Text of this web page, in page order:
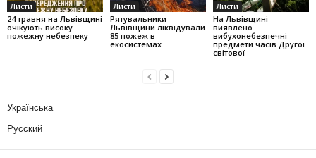
Листи
24 травня на Львівщині
очікують високу
пожежну небезпеку
Листи
Рятувальники
Львівщини ліквідували
85 пожеж в
екосистемах
Листи
На Львівщині
виявлено
вибухонебезпечні
предмети часів Другої
світової
Українська
Русский